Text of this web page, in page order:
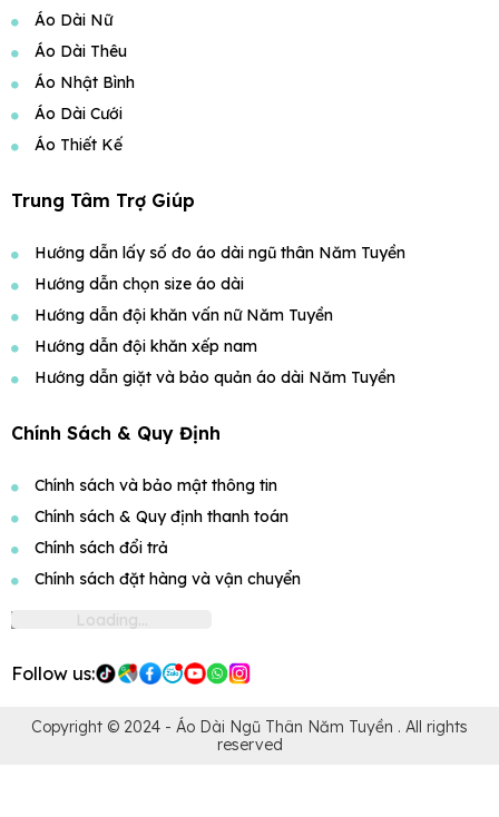
Áo Dài Nữ
Áo Dài Thêu
Áo Nhật Bình
Áo Dài Cưới
Áo Thiết Kế
Trung Tâm Trợ Giúp
Hướng dẫn lấy số đo áo dài ngũ thân Năm Tuyền
Hướng dẫn chọn size áo dài
Hướng dẫn đội khăn vấn nữ Năm Tuyền
Hướng dẫn đội khăn xếp nam
Hướng dẫn giặt và bảo quản áo dài Năm Tuyền
Chính Sách & Quy Định
Chính sách và bảo mật thông tin
Chính sách & Quy định thanh toán
Chính sách đổi trả
Chính sách đặt hàng và vận chuyển
Follow us:
Copyright © 2024 - Áo Dài Ngũ Thân Năm Tuyền . All rights
reserved